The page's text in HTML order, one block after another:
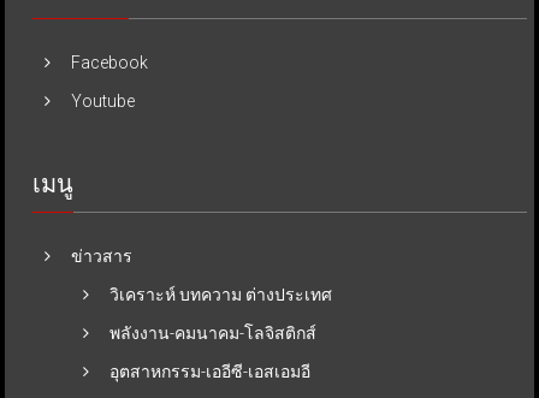
Facebook
Youtube
เมนู
ข่าวสาร
วิเคราะห์ บทความ ต่างประเทศ
พลังงาน-คมนาคม-โลจิสติกส์
อุตสาหกรรม-เออีซี-เอสเอมอี